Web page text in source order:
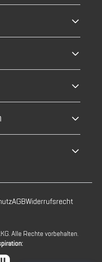
AGBWiderrufsrecht
Alle Rechte vorbehalten.